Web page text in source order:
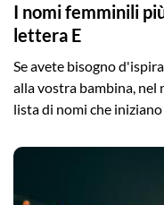
I nomi femminili
lettera E
Se avete bisogno
alla vostra bambina,
lista di nomi che